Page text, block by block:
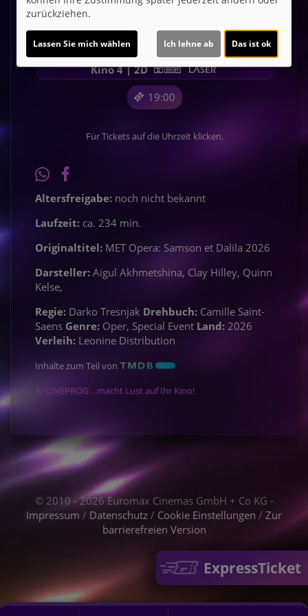
ExpressTicket
Sa 05.12.
19:00
Kino 4 | 2D
Für Tickets auf die Uhrzeit klicken.
Altersfreigabe: noch nicht bekannt
Laufzeit: ca. 234 min.
Originaltitel: MET Opera: Samson et Dalila 2026
Darsteller: Aigul Akhmetshina, Clay Hilley, Quinn
Kelse,
Regie: Darko Tresnjak Drehbuch: Camille Saint-
Saens Genre: Oper, Special Event Land: 2026
Verleih: Leonine Distribution
Inhalte zum Teil von
© CINEPROG ...macht Lust auf Ihr Kino!
© 2010 - 2026 Euromax Cinemas GmbH + Co KG -
Impressum / Datenschutz / Cookie Einstellungen / Zur
barrierefreien Version
zurückziehen.
Lassen Sie mich wählen Ich lehne ab Das ist ok